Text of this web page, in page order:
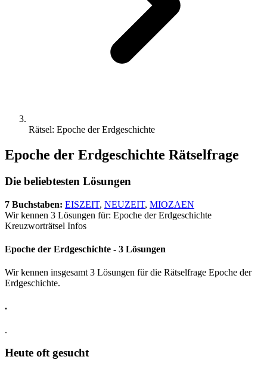
Rätsel: Epoche der Erdgeschichte
Epoche der Erdgeschichte Rätselfrage
Die beliebtesten Lösungen
7 Buchstaben: EISZEIT, NEUZEIT, MIOZAEN
Wir kennen 3 Lösungen für: Epoche der Erdgeschichte
Kreuzworträtsel Infos
Epoche der Erdgeschichte - 3 Lösungen
Wir kennen insgesamt 3 Lösungen für die Rätselfrage Epoche der
Erdgeschichte.
.
.
Heute oft gesucht